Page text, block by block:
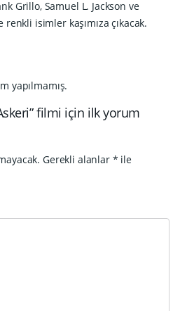
Grillo, Samuel L. Jackson ve
isimler kaşımıza çıkacak.
filmi için ilk yorum
Gerekli alanlar * ile
yapılmamış.